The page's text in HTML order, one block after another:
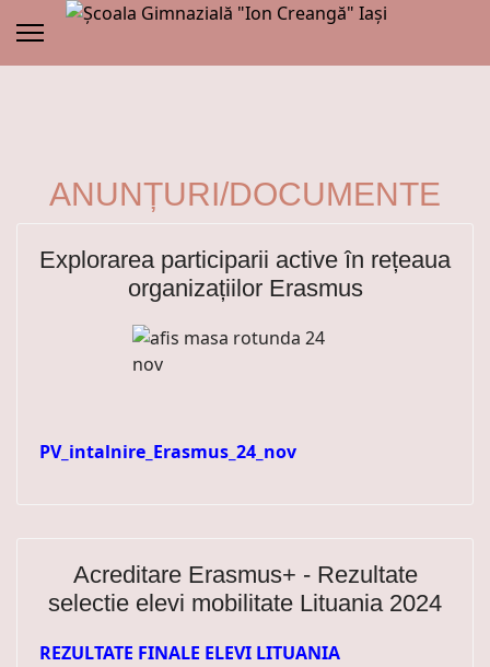
ANUNȚURI/DOCUMENTE
Explorarea participarii active în rețeaua
organizațiilor Erasmus
PV_intalnire_Erasmus_24_nov
Acreditare Erasmus+ - Rezultate
selectie elevi mobilitate Lituania 2024
REZULTATE FINALE ELEVI LITUANIA